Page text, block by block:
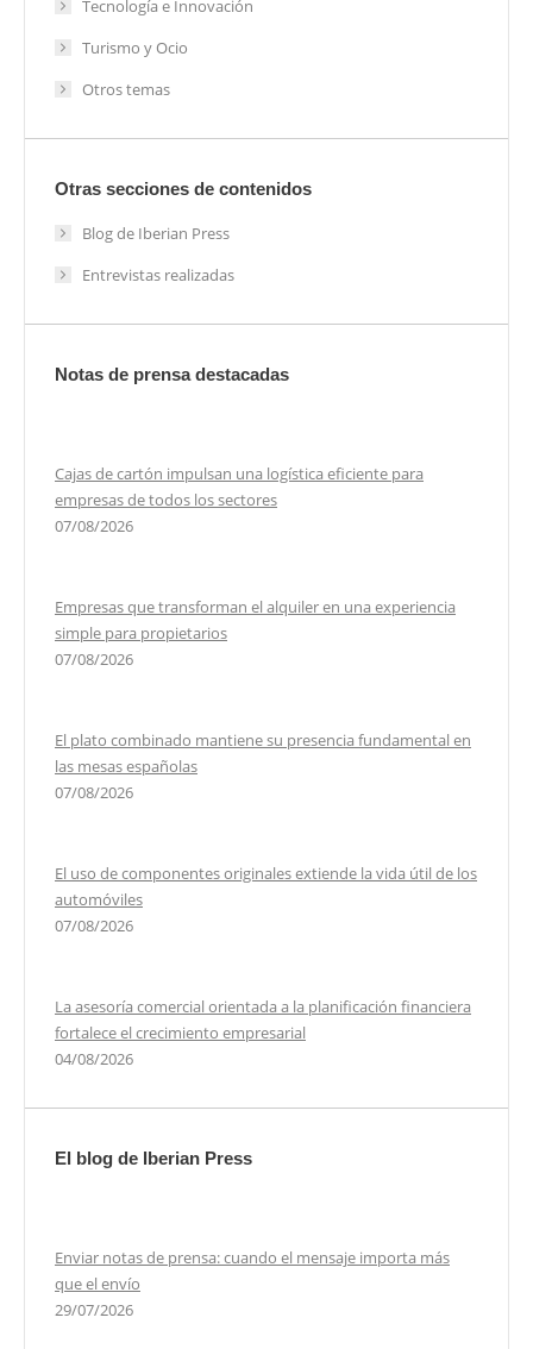
Tecnología e Innovación
Turismo y Ocio
Otros temas
Otras secciones de contenidos
Blog de Iberian Press
Entrevistas realizadas
Notas de prensa destacadas
Cajas de cartón impulsan una logística eficiente para
empresas de todos los sectores
07/08/2026
Empresas que transforman el alquiler en una experiencia
simple para propietarios
07/08/2026
El plato combinado mantiene su presencia fundamental en
las mesas españolas
07/08/2026
El uso de componentes originales extiende la vida útil de los
automóviles
07/08/2026
La asesoría comercial orientada a la planificación financiera
fortalece el crecimiento empresarial
04/08/2026
El blog de Iberian Press
Enviar notas de prensa: cuando el mensaje importa más
que el envío
29/07/2026